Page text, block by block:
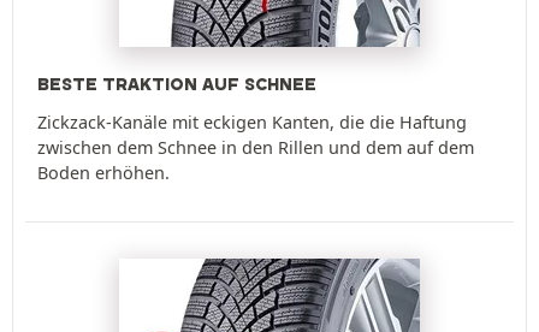
BESTE TRAKTION AUF SCHNEE
Zickzack-Kanäle mit eckigen Kanten, die die Haftung
zwischen dem Schnee in den Rillen und dem auf dem
Boden erhöhen.